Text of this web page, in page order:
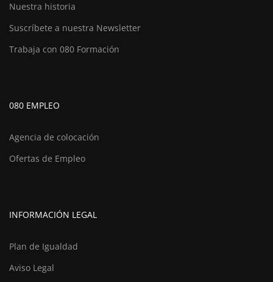
Nuestra historia
Suscríbete a nuestra Newsletter
Trabaja con 080 Formación
080 EMPLEO
Agencia de colocación
Ofertas de Empleo
INFORMACIÓN LEGAL
Plan de Igualdad
Aviso Legal